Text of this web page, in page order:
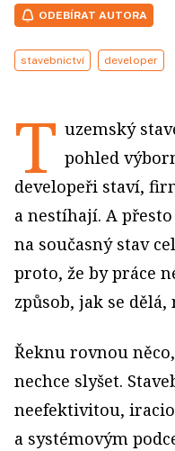
ODEBÍRAT AUTORA
stavebnictví developer
T uzemský
pohled
developeři staví,
a nestíhají. A
na současný stav
proto, že by práce
způsob, jak se
Řeknu rovnou
nechce slyšet.
neefektivitou,
a systémovým